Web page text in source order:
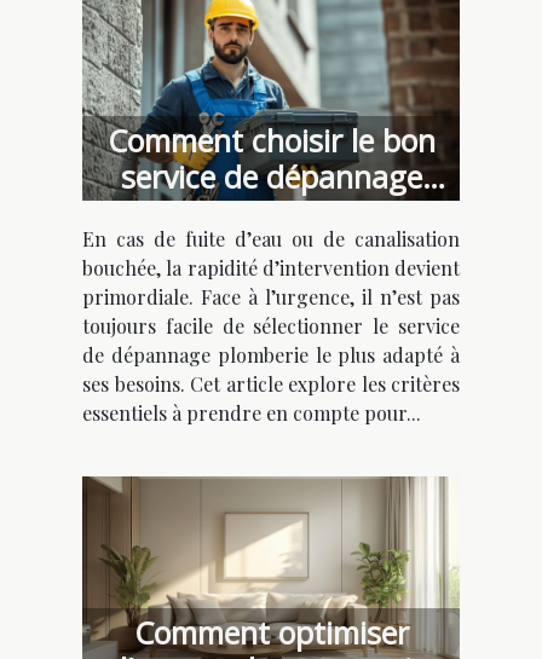
Comment choisir le bon
service de dépannage
plomberie urgent ?
En cas de fuite d’eau ou de canalisation
bouchée, la rapidité d’intervention devient
primordiale. Face à l’urgence, il n’est pas
toujours facile de sélectionner le service
de dépannage plomberie le plus adapté à
ses besoins. Cet article explore les critères
essentiels à prendre en compte pour...
Comment optimiser